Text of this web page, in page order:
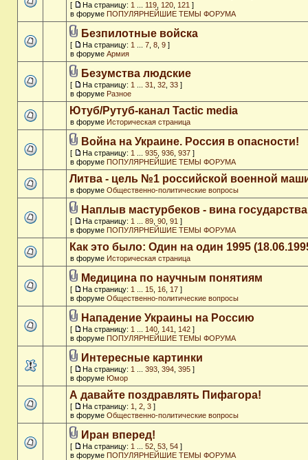
[ На страницу: 1 119 120 121 ]
в форуме ПОПУЛЯРНЕЙШИЕ ТЕМЫ ФОРУМА
Безпилотные войска
[ На страницу: 1 7 8 9 ]
в форуме Армия
Безумства людские
[ На страницу: 1 31 32 33 ]
в форуме Разное
Ютуб/Рутуб-канал Tactic media
в форуме Историческая страница
Война на Украине. Россия в опасности!
[ На страницу: 1 935 936 937 ]
в форуме ПОПУЛЯРНЕЙШИЕ ТЕМЫ ФОРУМА
Литва - цель №1 российской военной
в форуме Общественно-политические вопросы
Наплыв мастурбеков - вина государства
[ На страницу: 1 89 90 91 ]
в форуме ПОПУЛЯРНЕЙШИЕ ТЕМЫ ФОРУМА
Как это было: Один на один 1995
в форуме Историческая страница
Медицина по научным понятиям
[ На страницу: 1 15 16 17 ]
в форуме Общественно-политические вопросы
Нападение Украины на Россию
[ На страницу: 1 140 141 142 ]
в форуме ПОПУЛЯРНЕЙШИЕ ТЕМЫ ФОРУМА
Интересные картинки
[ На страницу: 1 393 394 395 ]
в форуме Юмор
А давайте поздравлять Пифагора!
[ На страницу: 1 2 3 ]
в форуме Общественно-политические вопросы
Иран вперед!
[ На страницу: 1 52 53 54 ]
в форуме ПОПУЛЯРНЕЙШИЕ ТЕМЫ ФОРУМА